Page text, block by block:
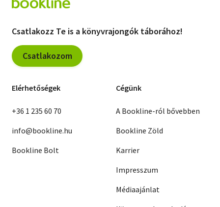
Csatlakozz Te is a könyvrajongók táborához!
Csatlakozom
Elérhetőségek
+36 1 235 60 70
info@bookline.hu
Bookline Bolt
Cégünk
A Bookline-ról bővebben
Bookline Zöld
Karrier
Impresszum
Médiaajánlat